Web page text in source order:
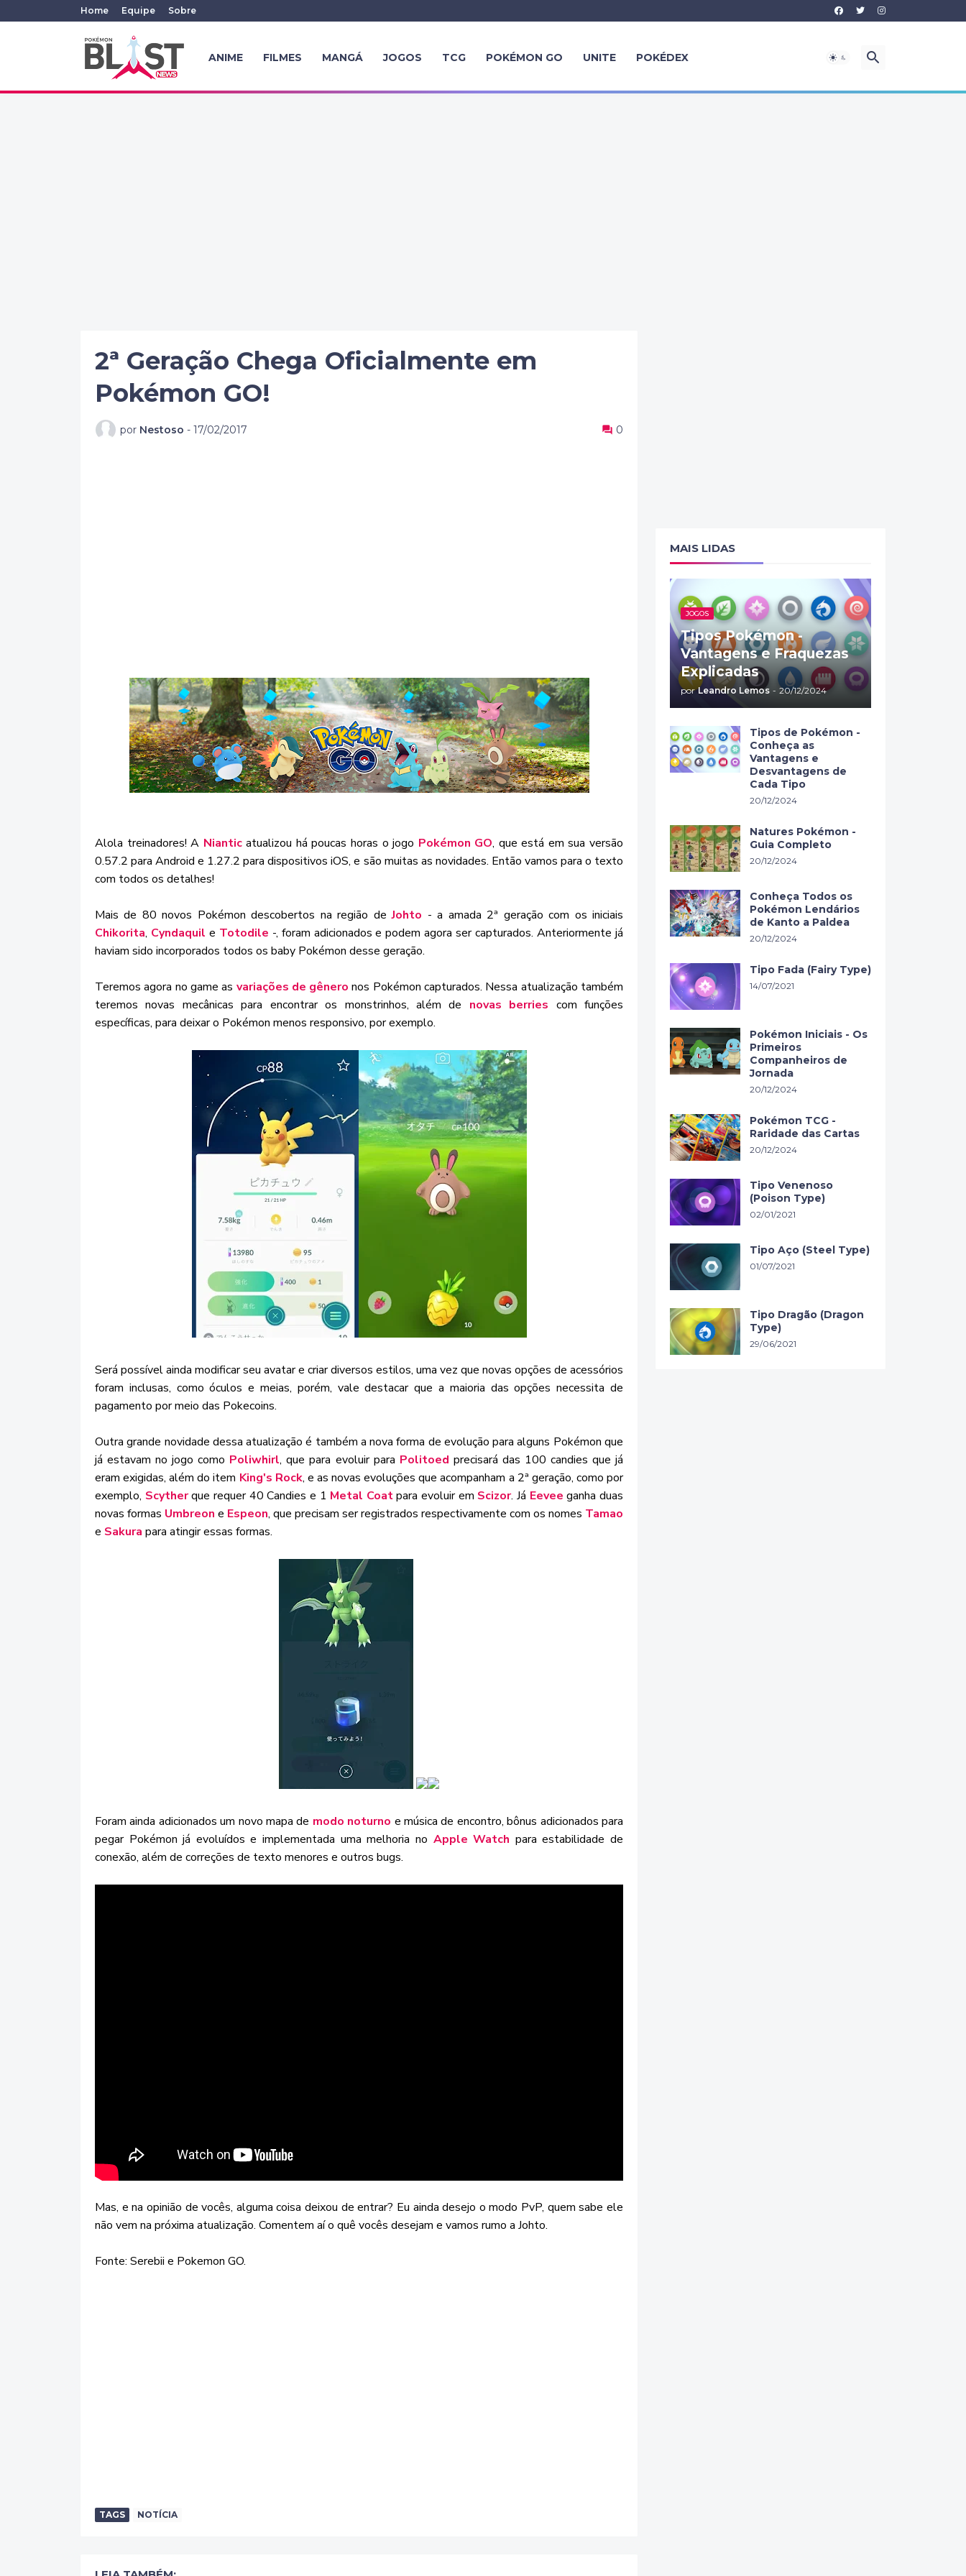
Home Equipe Sobre
ANIME FILMES MANGÁ JOGOS TCG POKÉMON GO UNITE POKÉDEX
2ª Geração Chega Oficialmente em
Pokémon GO!
por Nestoso - 17/02/2017 0
Alola treinadores! A Nianticatualizou há poucas horas o jogo Pokémon GO, que está em sua versão
0.57.2 para Android e 1.27.2 para dispositivos iOS, e são muitas as novidades. Então vamos para o texto
com todos os detalhes!
Mais de 80 novos Pokémon descobertos na região deJohto - a amada 2ª geração com os iniciais
Chikorita, Cyndaquil e Totodile -, foram adicionados e podem agora ser capturados. Anteriormente já
haviam sido incorporados todos os baby Pokémon desse geração.
Teremos agora no game as variações de gêneronos Pokémon capturados. Nessa atualização também
teremos novas mecânicas para encontrar os monstrinhos, além de novas berries com funções
específicas, para deixar o Pokémon menos responsivo, por exemplo.
Será possível ainda modificar seu avatar e criar diversos estilos, uma vez que novas opções de acessórios
foram inclusas, como óculos e meias, porém, vale destacar que a maioria das opções necessita de
pagamento por meio das Pokecoins.
Outra grande novidade dessa atualização é também a nova forma de evolução para alguns Pokémon que
já estavam no jogo como Poliwhirl, que para evoluir para Politoed precisará das 100 candies que já
eram exigidas, além do item King's Rock, e as novas evoluções que acompanham a 2ª geração, como por
exemplo, Scytherque requer 40 Candies e 1 Metal Coatpara evoluir em Scizor. Já Eevee ganha duas
novas formas Umbreon e Espeon, que precisam ser registrados respectivamente com os nomes Tamao
e Sakura para atingir essas formas.
Foram ainda adicionados um novo mapa de modo noturno e música de encontro, bônus adicionados para
pegar Pokémon já evoluídos e implementada uma melhoria no Apple Watch para estabilidade de
conexão, além de correções de texto menores e outros bugs.
Mas, e na opinião de vocês, alguma coisa deixou de entrar? Eu ainda desejo o modo PvP, quem sabe ele
não vem na próxima atualização. Comentem aí o quê vocês desejam e vamos rumo a Johto.
Fonte: Serebii e Pokemon GO.
TAGS NOTÍCIA
MAIS LIDAS
JOGOS
Tipos Pokémon -
Vantagens e Fraquezas
Explicadas
por Leandro Lemos - 20/12/2024
Tipos de Pokémon -
Conheça as
Vantagens e
Desvantagens de
Cada Tipo
20/12/2024
Natures Pokémon -
Guia Completo
20/12/2024
Conheça Todos os
Pokémon Lendários
de Kanto a Paldea
20/12/2024
Tipo Fada (Fairy Type)
14/07/2021
Pokémon Iniciais - Os
Primeiros
Companheiros de
Jornada
20/12/2024
Pokémon TCG -
Raridade das Cartas
20/12/2024
Tipo Venenoso
(Poison Type)
02/01/2021
Tipo Aço (Steel Type)
01/07/2021
Tipo Dragão (Dragon
Type)
29/06/2021